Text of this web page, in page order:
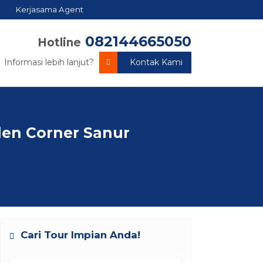
Kerjasama Agent
Hotline 082144665050
Informasi lebih lanjut? Kontak Kami
Corner Sanur
Cari Tour Impian Anda!